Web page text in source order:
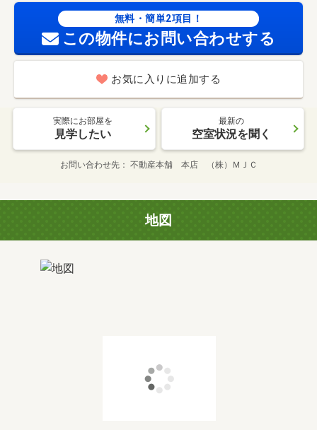
無料・簡単2項目！
この物件にお問い合わせする
お気に入りに追加する
実際にお部屋を
見学したい
最新の
空室状況を聞く
お問い合わせ先 不動産本舗 本店 （株）ＭＪＣ
地図